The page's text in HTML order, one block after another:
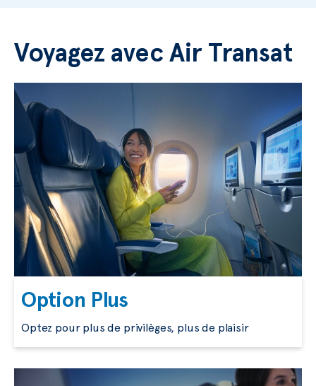
Voyagez avec Air Transat
Option Plus
Optez pour plus de privilèges, plus de plaisir